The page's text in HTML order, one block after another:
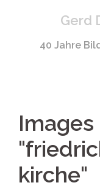
Gerd
40 Jahre
kirche"